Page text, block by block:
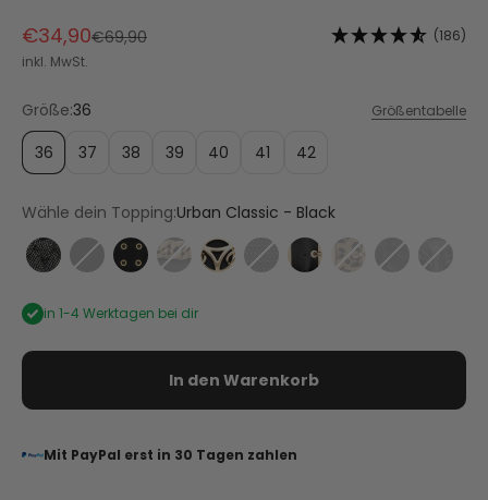
Angebot
€34,90Regulärer Preis
€69,90
(186)
inkl. MwSt.
Größe:36 Größentabelle
36 37 38 39 40 41 42
Wähle dein Topping:Urban Classic - Black
Braided Glitter - Black
City Gloss - Black
Eyelet Classic - Black
Gold Chain - Black
Golden Icon - Black
Metallic Beads - Black
Urban Classic - Black
Urban Classic -
Urban Twist
Wavy
in 1-4 Werktagen bei dir
In den Warenkorb
Mit PayPal erst in 30 Tagen zahlen